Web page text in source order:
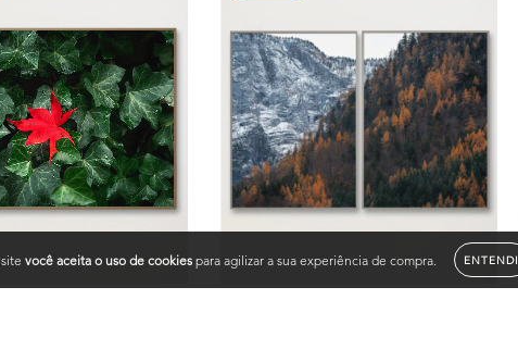
você aceita o uso de cookiespara agilizar a sua experiência de compra. ENTENDI